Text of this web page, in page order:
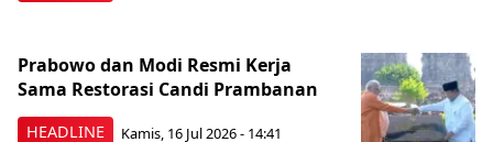
HEADLINE
Prabowo dan Modi Resmi Kerja
Sama Restorasi Candi Prambanan
Kamis, 16 Jul 2026 - 14:41